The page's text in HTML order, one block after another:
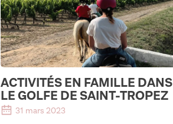
ACTIVITÉS EN FAMILLE DANS
LE GOLFE DE SAINT-TROPEZ
31 mars 2023